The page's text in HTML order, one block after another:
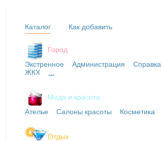
Каталог
Город
Экстренное
Администрация Справка
ЖКХ
Мода и красота
Ателье
Салоны красоты Косметика
Отдых
Как добавить